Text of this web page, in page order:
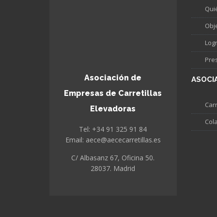
Asociación de
Empresas de Carretillas
Elevadoras
Tel: +34 91 325 91 84
Email: aece@aececarretillas.es
C/ Albasanz 67, Oficina 50.
28037. Madrid